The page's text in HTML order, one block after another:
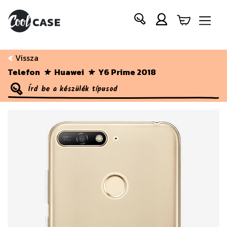
Vissza
Telefon
Huawei Y6 Prime 2018